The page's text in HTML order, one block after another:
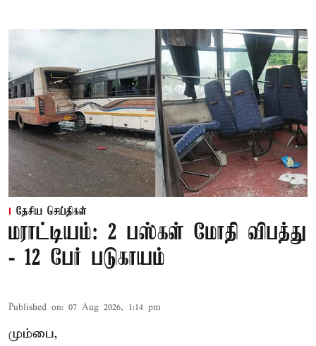
தேசிய செய்திகள்
மராட்டியம்: 2 பஸ்கள் மோதி விபத்து
- 12 பேர் படுகாயம்
Published on: 07 Aug 2026, 1:14 pm
மும்பை,